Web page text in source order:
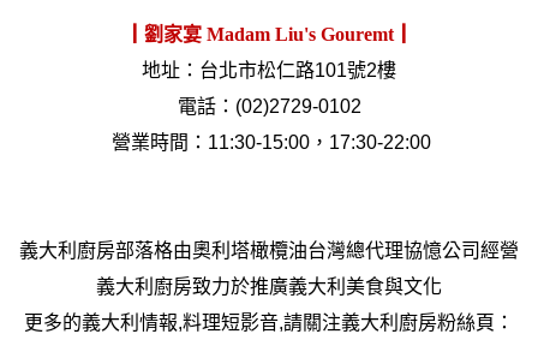
┃劉家宴 Madam Liu's Gouremt
地址 ： 台北市松仁路101號2樓
電話： (02)2729-0102
營業時間： 11:30-15:00 ， 17:30-22:00
義大利廚房部落格由奧利塔橄欖油台灣總代理協憶公司經營
義大利廚房致力於推廣義大利美食與文化
更多的義大利情報,料理短影音,請關注義大利廚房粉絲頁：